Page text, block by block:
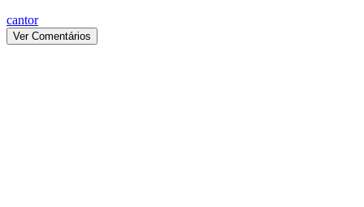
cantor
Ver Comentários